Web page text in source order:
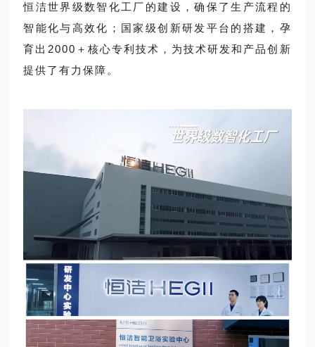
恒洁世界级数智化工厂的建设，确保了生产流程的
智能化与高效化；国家级创新研发平台的搭建，孕
育出2000＋核心专利技术，为技术研发和产品创新
提供了有力保障。